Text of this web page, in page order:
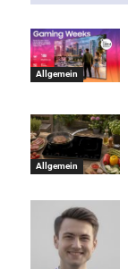
Allgemein
Allgemein